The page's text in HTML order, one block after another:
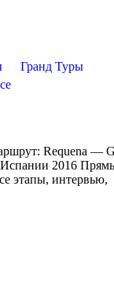
Гранд Туры
Requena —
Испании 2016
этапы, интервью,